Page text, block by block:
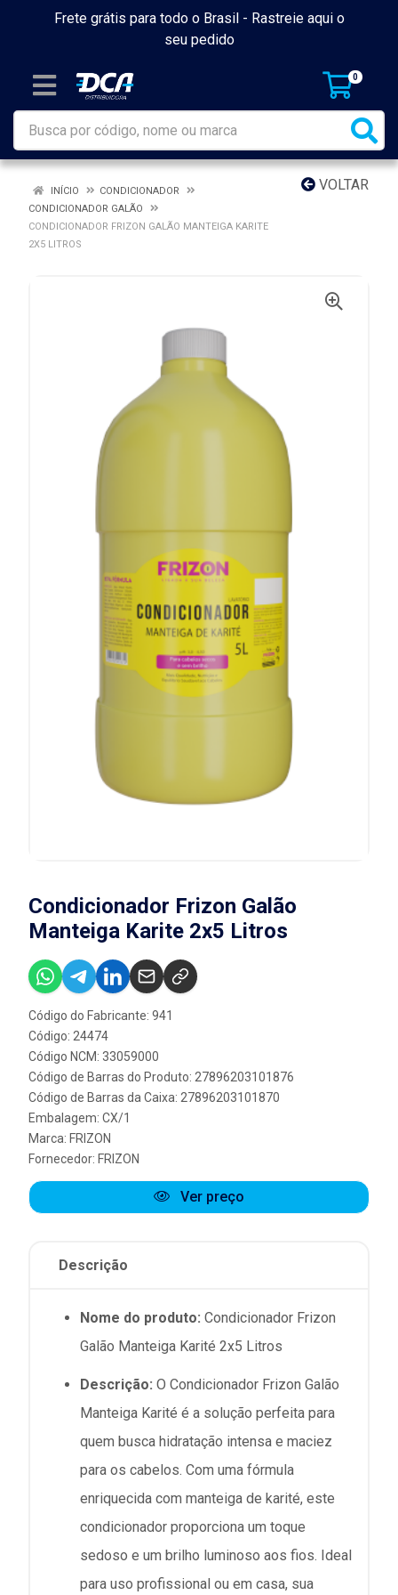
Frete grátis para todo o Brasil - Rastreie aqui o
seu pedido
0
VOLTAR
INÍCIO
CONDICIONADOR
CONDICIONADOR GALÃO
CONDICIONADOR FRIZON GALÃO MANTEIGA KARITE
2X5 LITROS
Condicionador Frizon Galão
Manteiga Karite 2x5 Litros
Código do Fabricante: 941
Código: 24474
Código NCM: 33059000
Código de Barras do Produto: 27896203101876
Código de Barras da Caixa: 27896203101870
Embalagem: CX/1
Marca: FRIZON
Fornecedor: FRIZON
Ver preço
Descrição
Nome do produto: Condicionador Frizon
Galão Manteiga Karité 2x5 Litros
Descrição: O Condicionador Frizon Galão
Manteiga Karité é a solução perfeita para
quem busca hidratação intensa e maciez
para os cabelos. Com uma fórmula
enriquecida com manteiga de karité, este
condicionador proporciona um toque
sedoso e um brilho luminoso aos fios. Ideal
para uso profissional ou em casa, sua